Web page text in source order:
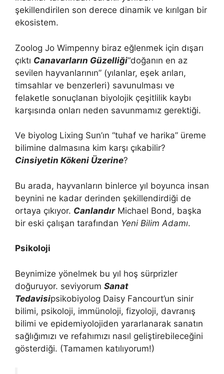
şekillendirilen son derece dinamik ve kırılgan bir
ekosistem.
Zoolog Jo Wimpenny biraz eğlenmek için dışarı
çıktı Canavarların Güzelliği“doğanın en az
sevilen hayvanlarının” (yılanlar, eşek arıları,
timsahlar ve benzerleri) savunulması ve
felaketle sonuçlanan biyolojik çeşitlilik kaybı
karşısında onları neden savunmamız gerektiği.
Ve biyolog Lixing Sun’ın “tuhaf ve harika” üreme
bilimine dalmasına kim karşı çıkabilir?
Cinsiyetin Kökeni Üzerine?
Bu arada, hayvanların binlerce yıl boyunca insan
beynini ne kadar derinden şekillendirdiği de
ortaya çıkıyor. CanlandırMichael Bond, başka
bir eski çalışan tarafından Yeni Bilim Adamı.
Psikoloji
Beynimize yönelmek bu yıl hoş sürprizler
doğuruyor. seviyorum Sanat
Tedavisipsikobiyolog Daisy Fancourt’un sinir
bilimi, psikoloji, immünoloji, fizyoloji, davranış
bilimi ve epidemiyolojiden yararlanarak sanatın
sağlığımızı ve refahımızı nasıl geliştirebileceğini
gösterdiği. (Tamamen katılıyorum!)